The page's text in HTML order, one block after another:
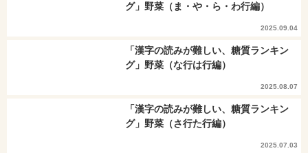
グ」野菜（ま・や・ら・わ行編）
2025.09.04
「漢字の読みが難しい、糖質ランキン
グ」野菜（な行は行編）
2025.08.07
「漢字の読みが難しい、糖質ランキン
グ」野菜（さ行た行編）
2025.07.03